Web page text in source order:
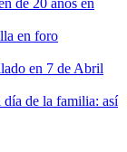
de 20 años en
en foro
en 7 de Abril
día de la familia: así